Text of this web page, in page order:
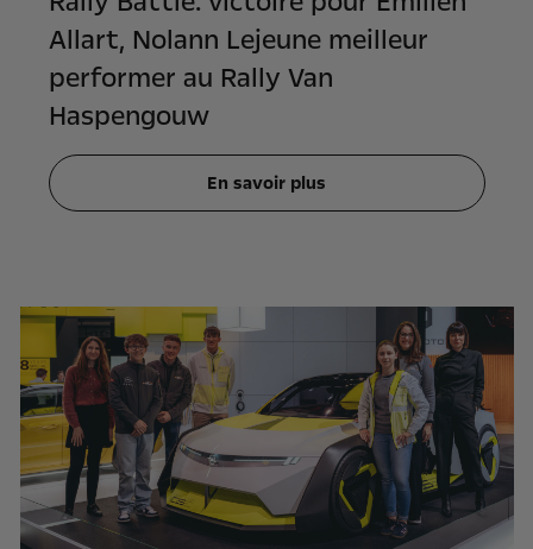
Allart, Nolann Lejeune meilleur
performer au Rally Van
Haspengouw
En savoir plus